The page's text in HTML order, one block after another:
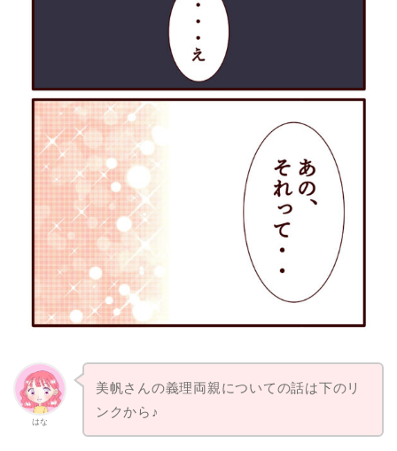
はな
美帆さんの義理両親についての話は下のリ
ンクから♪